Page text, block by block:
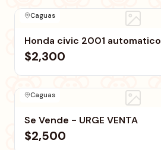
Caguas
Honda civic 2001 automatico
$2,300
Caguas
Se Vende - URGE VENTA
$2,500